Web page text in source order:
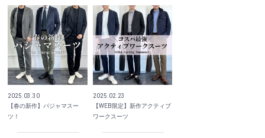
2025.03.30
【春の新作】パジャマスー
ツ！
2025.02.23
【WEB限定】新作アクティブ
ワークスーツ